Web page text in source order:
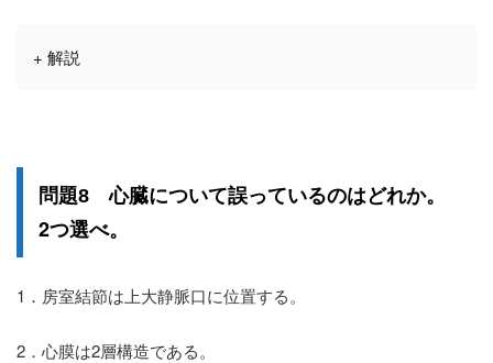
+ 解説
問題8 心臓について誤っているのはどれか。
2つ選べ。
1．房室結節は上大静脈口に位置する。
2．心膜は2層構造である。